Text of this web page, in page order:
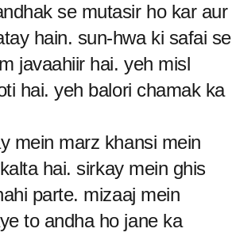
se mutasir ho kar aur
hain. sun-hwa ki safai se
javaahiir hai. yeh misl
hai. yeh balori chamak ka
mein marz khansi mein
hai. sirkay mein ghis
parte. mizaaj mein
to andha ho jane ka